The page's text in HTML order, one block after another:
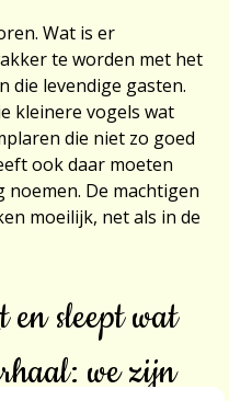
Wat is er
te worden met het
die levendige gasten.
kleinere vogels wat
die niet zo goed
ook daar moeten
De machtigen
moeilijk, net als in de
sleept wat
we zijn